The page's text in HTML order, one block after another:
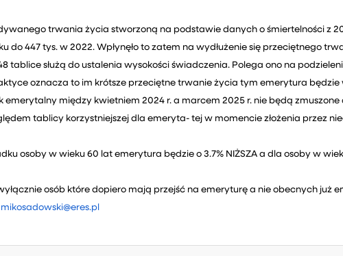
trwania życia stworzoną na podstawie danych o śmiertelności z
do 447 tys. w 2022. Wpłynęło to zatem na wydłużenie się przeciętnego
tablice służą do ustalenia wysokości świadczenia. Polega ono na
oznacza to im krótsze przeciętne trwanie życia tym emerytura będzie
emerytalny między kwietniem 2024 r. a marcem 2025 r. nie będą
tablicy korzystniejszej dla emeryta- tej w momencie złożenia przez
osoby w wieku 60 lat emerytura będzie o 3.7% NIŻSZA a dla osoby w
osób które dopiero mają przejść na emeryturę a nie obecnych już
mikosadowski@eres.pl